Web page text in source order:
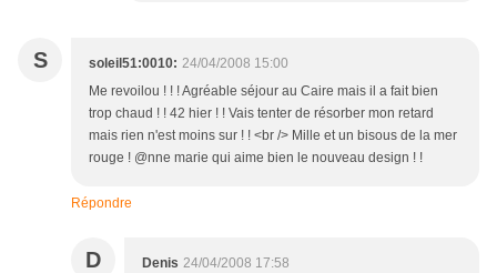
S soleil51:0010: 24/04/2008 15:00
Me revoilou ! ! ! Agréable séjour au Caire mais il a fait bien
trop chaud ! ! 42 hier ! ! Vais tenter de résorber mon retard
mais rien n'est moins sur ! ! <br /> Mille et un bisous de la mer
rouge ! @nne marie qui aime bien le nouveau design ! !
Répondre
D Denis 24/04/2008 17:58